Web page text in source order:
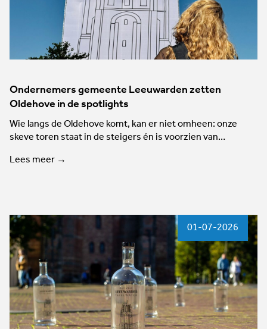
Ondernemers gemeente Leeuwarden zetten
Oldehove in de spotlights
Wie langs de Oldehove komt, kan er niet omheen: onze
skeve toren staat in de steigers én is voorzien van…
Lees meer →
01-07-2026